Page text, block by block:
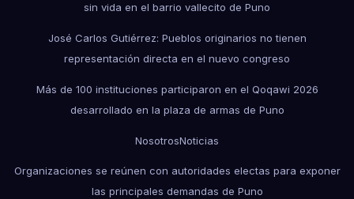
sin vida en el barrio vallecito de Puno
José Carlos Gutiérrez: Pueblos originarios no tienen
representación directa en el nuevo congreso
Más de 100 instituciones participaron en el Qoqawi 2026
desarrollado en la plaza de armas de Puno
NosotrosNoticias
Organizaciones se reúnen con autoridades electas para exponer
las principales demandas de Puno